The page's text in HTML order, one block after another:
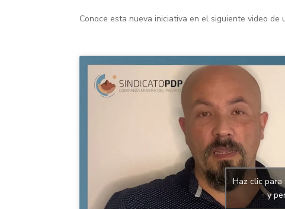
Conoce esta nueva iniciativa en el siguiente video
Haz clic para
y